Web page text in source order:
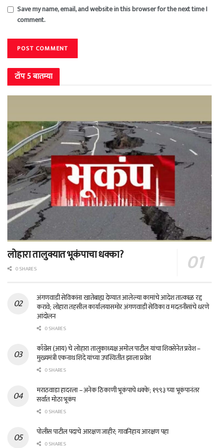
Save my name, email, and website in this browser for the next time I
comment.
टॉप 5 बातम्या
लोहारा तालुक्यात भूकंपाचा धक्का?
0 SHARES
अंगणवाडी सेविकांना खातेबाह्य देण्यात आलेल्या कामांचे आदेश तात्काळ रद्द
करावे; लोहारा तहसील कार्यालयासमोर अंगणवाडी सेविका व मदतनीसांचे धरणे
आंदोलन
0 SHARES
काँग्रेस (आय) चे लोहारा तालुकाध्यक्ष अमोल पाटील यांचा शिवसेनेत प्रवेश –
मुख्यमंत्री एकनाथ शिंदे यांच्या उपस्थितीत झाला प्रवेश
0 SHARES
मराठवाडा हादरला – अनेक ठिकाणी भूकंपाचे धक्के; १९९३ च्या भूकंपानंतर
सर्वात मोठा भूकंप
0 SHARES
पोलीस पाटील पदाचे आरक्षण जाहीर; गावनिहाय आरक्षण पहा
0 SHARES